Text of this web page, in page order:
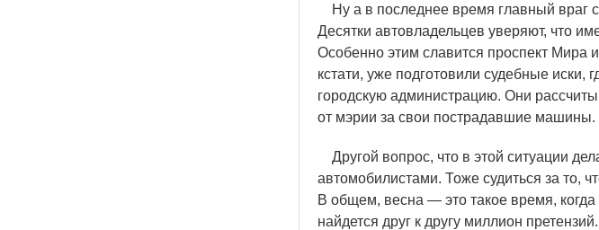
Ну а в последнее время главный враг
Десятки автовладельцев уверяют, что
Особенно этим славится проспект Мира
кстати, уже подготовили судебные иски,
городскую администрацию. Они
от мэрии за свои пострадавшие машины.
Другой вопрос, что в этой ситуации
автомобилистами. Тоже судиться за то,
В общем, весна — это такое время,
найдется друг к другу миллион